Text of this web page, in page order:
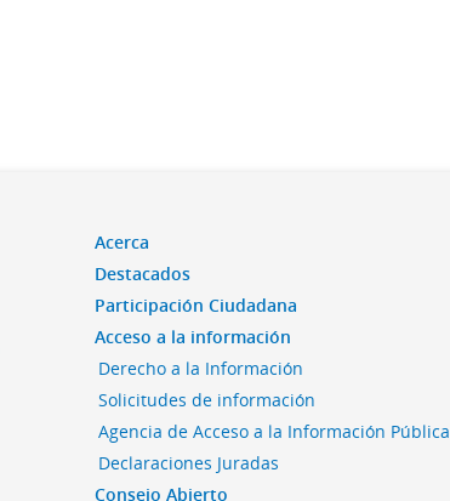
Acerca
Destacados
Participación Ciudadana
Acceso a la información
Derecho a la Información
Solicitudes de información
Agencia de Acceso a la Información Pública
Declaraciones Juradas
Consejo Abierto